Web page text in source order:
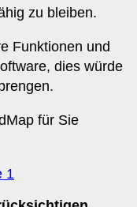
zu bleiben.
Funktionen und
dies würde
für Sie